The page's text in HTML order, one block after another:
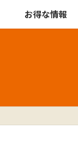
お得な情報